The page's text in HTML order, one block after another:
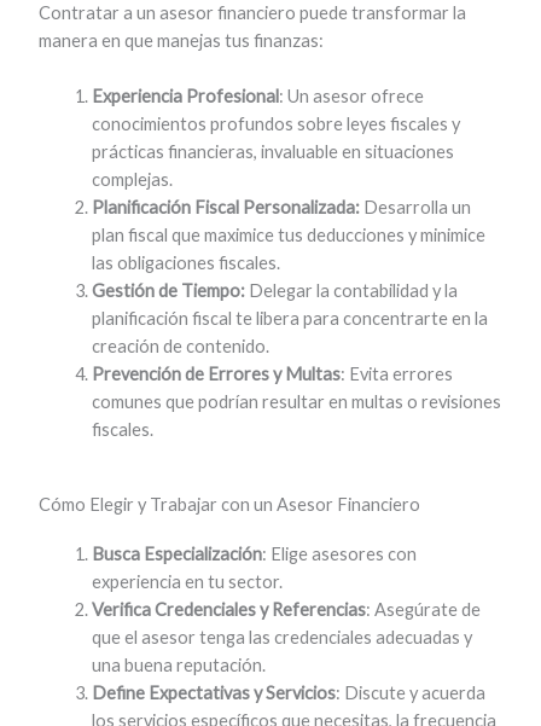
Contratar a un asesor financiero puede transformar la
manera en que manejas tus finanzas:
Experiencia Profesional: Un asesor ofrece
conocimientos profundos sobre leyes fiscales y
prácticas financieras, invaluable en situaciones
complejas.
Planificación Fiscal Personalizada: Desarrolla un
plan fiscal que maximice tus deducciones y minimice
las obligaciones fiscales.
Gestión de Tiempo: Delegar la contabilidad y la
planificación fiscal te libera para concentrarte en la
creación de contenido.
Prevención de Errores y Multas: Evita errores
comunes que podrían resultar en multas o revisiones
fiscales.
Cómo Elegir y Trabajar con un Asesor Financiero
Busca Especialización: Elige asesores con
experiencia en tu sector.
Verifica Credenciales y Referencias: Asegúrate de
que el asesor tenga las credenciales adecuadas y
una buena reputación.
Define Expectativas y Servicios: Discute y acuerda
los servicios específicos que necesitas, la frecuencia